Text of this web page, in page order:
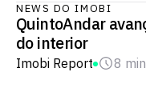
NEWS DO IMOBI
QuintoAndar
do interior
Imobi Report 8 min